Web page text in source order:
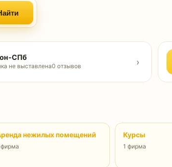
СПб
не выставлена0 отзывов ›
нежилых помещений
фирма
Курсы
1 фирма